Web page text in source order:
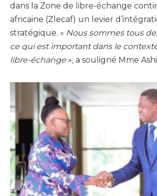
dans la Zone de libre-échange
africaine (Zlecaf) un levier
stratégique. « Nous sommes tous
ce qui est important dans le
libre-échange », a souligné Mme